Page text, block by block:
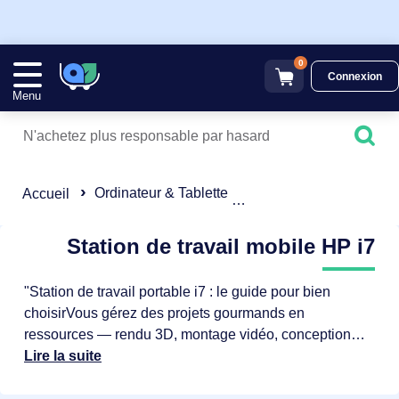
Menu
0
Connexion
Accueil Ordinateur & Tablette
Station de travail mobile HP i7
"Station de travail portable i7 : le guide pour bien
choisirVous gérez des projets gourmands en
ressources — rendu 3D, montage vidéo, conception
CAO — et vous ne pouvez pas vous permettre un
Lire la suite